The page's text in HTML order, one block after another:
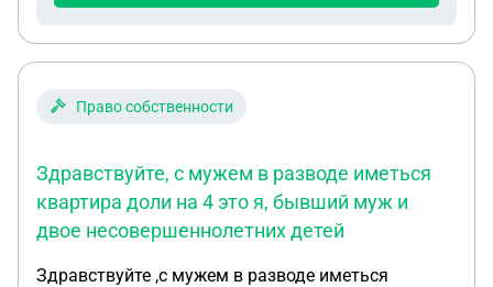
Право собственности
Здравствуйте, с мужем в разводе иметься
квартира доли на 4 это я, бывший муж и
двое несовершеннолетних детей
Здравствуйте ,с мужем в разводе иметься